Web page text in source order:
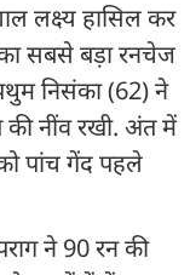
लक्ष्य हासिल कर
सबसे बड़ा रनचेज
न‍िसंका (62) ने
की नींव रखी. अंत में
पांच गेंद पहले
ने 90 रन की